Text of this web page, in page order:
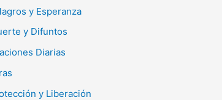
y Esperanza
y Difuntos
Diarias
y Liberación